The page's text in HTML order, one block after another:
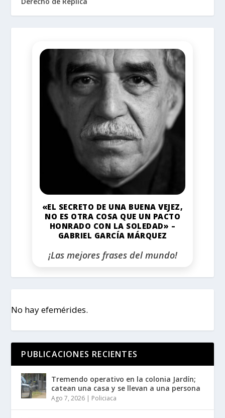
«EL SECRETO DE UNA BUENA VEJEZ,
NO ES OTRA COSA QUE UN PACTO
HONRADO CON LA SOLEDAD» –
GABRIEL GARCÍA MÁRQUEZ
¡Las mejores frases del mundo!
No hay efemérides.
PUBLICACIONES RECIENTES
Tremendo operativo en la colonia Jardín;
catean una casa y se llevan a una persona
Ago 7, 2026 | Policiaca